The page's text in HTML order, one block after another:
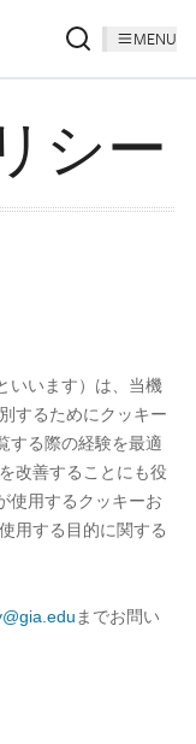
MENU
シー
いいます）は、当機
するためにクッキー
する際の経験を最適
改善することにも役
使用するクッキーお
用する目的に関する
までお問い